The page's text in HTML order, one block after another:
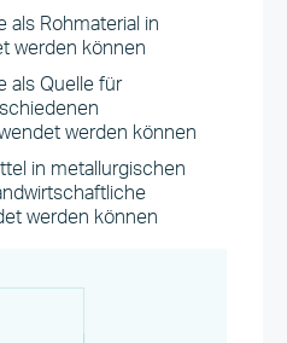
als Rohmaterial in
werden können
als Quelle für
werden können
in metallurgischen
werden können